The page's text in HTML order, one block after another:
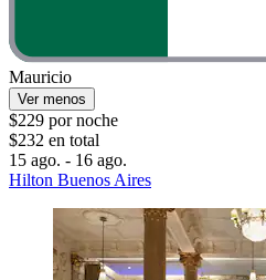
Mauricio
Ver menos
$229 por noche
$232 en total
15 ago. - 16 ago.
Hilton Buenos Aires